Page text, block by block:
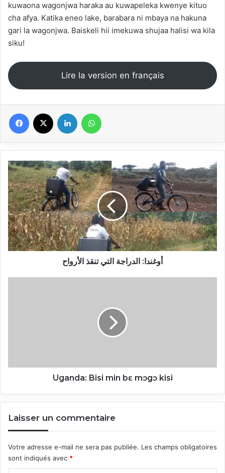
kuwaona wagonjwa haraka au kuwapeleka kwenye kituo
cha afya. Katika eneo lake, barabara ni mbaya na hakuna
gari la wagonjwa. Baiskeli hii imekuwa shujaa halisi wa kila
siku!
Lire la version en français
Facebook Linkedin
أوغندا:
الدراجة
التي
تنقذ
الأرواح
أوغندا: الدراجة التي تنقذ الأرواح
Uganda: Bisi min bɛ mɔgɔ kisi
Laisser un commentaire
Votre adresse e-mail ne sera pas publiée. Les champs obligatoires
sont indiqués avec *